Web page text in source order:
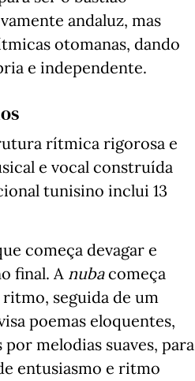
andaluz, mas
otomanas, dando
e independente.
rítmica rigorosa e
e vocal construída
tunisino inclui 13
começa devagar e
final. A nubacomeça
seguida de um
poemas eloquentes,
melodias suaves, para
entusiasmo e ritmo